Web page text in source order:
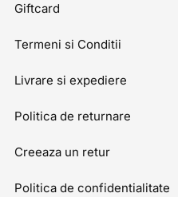
Giftcard
Termeni si Conditii
Livrare si expediere
Politica de returnare
Creeaza un retur
Politica de confidentialitate